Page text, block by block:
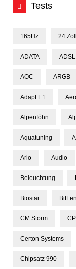
Tests
165Hz 24 Zoll
ADATA ADSL
AOC ARGB
Adapt E1
Alpenföhn
Aquatuning
Arlo Audio
Beleuchtung
Biostar
CM Storm
Certon Systems
Chipsatz 990